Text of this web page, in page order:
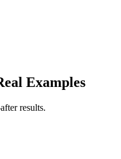
Examples
results.